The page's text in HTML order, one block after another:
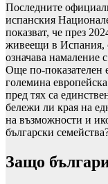
Последните
испанския
показват, че през
живеещи в Испания,
означава намаление
Още по-показателен
големина
пред тях са
бележи ли края на
на възможности и
български
Защо